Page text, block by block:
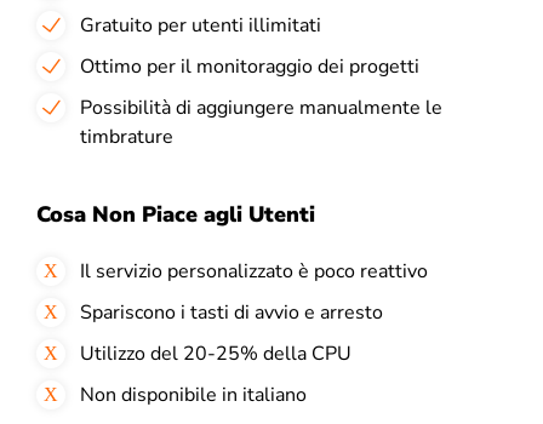
Gratuito per utenti illimitati
Ottimo per il monitoraggio dei progetti
Possibilità di aggiungere manualmente le
timbrature
Cosa Non Piace agli Utenti
Il servizio personalizzato è poco reattivo
Spariscono i tasti di avvio e arresto
Utilizzo del 20-25% della CPU
Non disponibile in italiano